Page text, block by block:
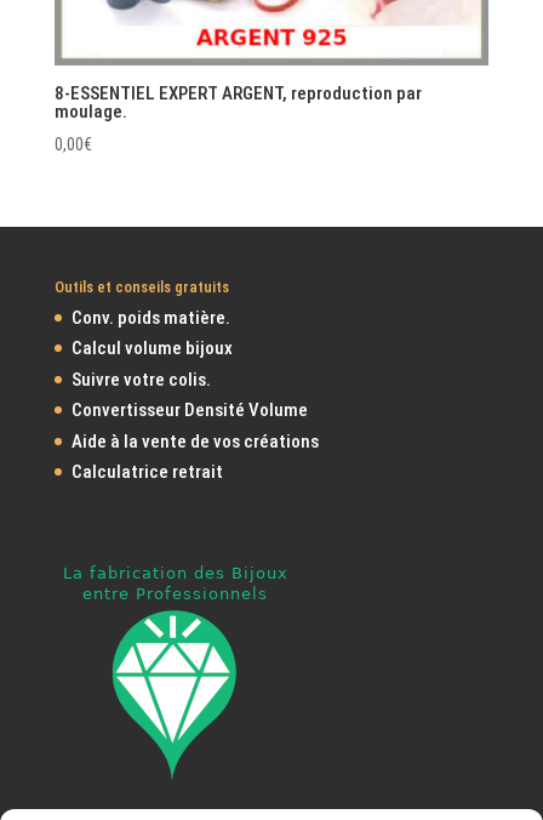
8-ESSENTIEL EXPERT ARGENT, reproduction par
moulage.
0,00€
Outils et conseils gratuits
Conv. poids matière.
Calcul volume bijoux
Suivre votre colis.
Convertisseur Densité Volume
Aide à la vente de vos créations
Calculatrice retrait